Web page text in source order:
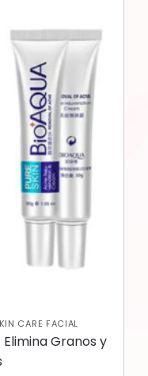
CARE FACIAL
Granos y